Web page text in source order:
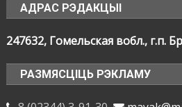
АДРАС РЭДАКЦЫІ
247632, Гомельская вобл., г.п.
РАЗМЯСЦІЦЬ РЭКЛАМУ